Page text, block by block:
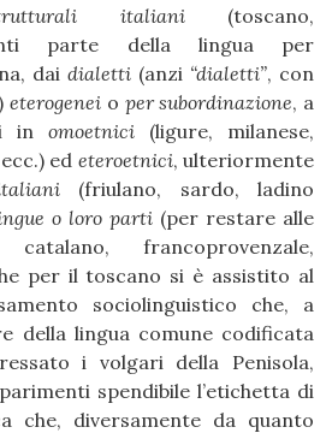
italiani(toscano,
parte della lingua per
dai dialetti (anzi “dialetti”, con
eterogenei o per subordinazione, a
in omoetnici (ligure, milanese,
ed eteroetnici, ulteriormente
(friulano, sardo, ladino
o loro parti (per restare alle
francoprovenzale,
per il toscano si è assistito al
sociolinguistico che, a
della lingua comune codificata
i volgari della Penisola,
spendibile l’etichetta di
che, diversamente da quanto